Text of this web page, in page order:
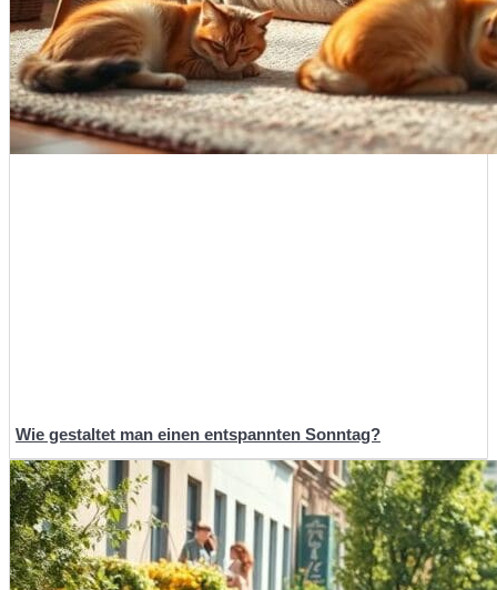
Wie gestaltet man einen entspannten Sonntag?